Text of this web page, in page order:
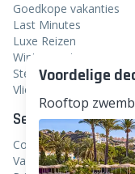
Goedkope vakanties
Last Minutes
Luxe Reizen
Wintersport
Stedentrips
Vliegtickets
Service
Contact
Vacatures
Voordelige
Rooftop